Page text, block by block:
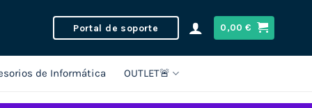
Portal de soporte 0,00€
de Informática OUTLET🚨